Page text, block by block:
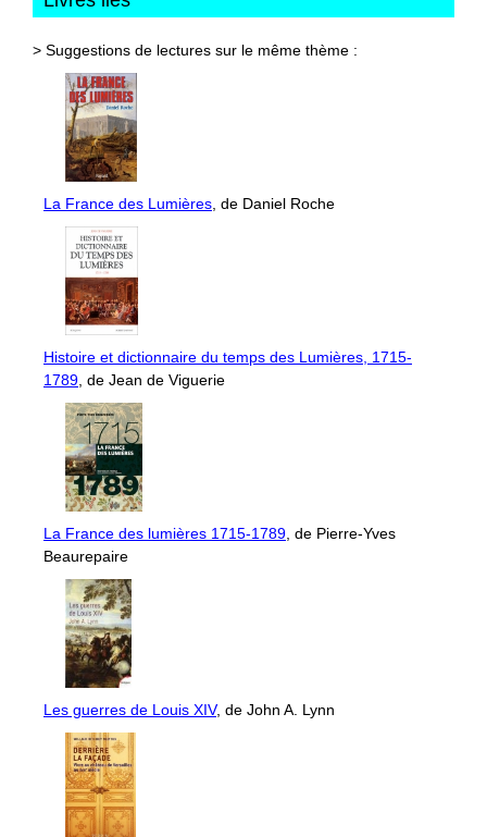
> Suggestions de lectures sur le même thème :
La France des Lumières , de Daniel Roche
Histoire et dictionnaire du temps des Lumières, 1715-
1789 , de Jean de Viguerie
La France des lumières 1715-1789 , de Pierre-Yves
Beaurepaire
Les guerres de Louis XIV, de John A. Lynn